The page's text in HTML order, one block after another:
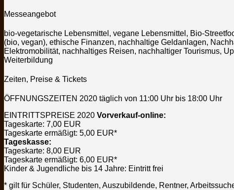
Messeangebot
bio-vegetarische Lebensmittel, vegane Lebensmittel, Bio-
(bio, vegan), ethische Finanzen, nachhaltige Geldanlagen,
Elektromobilität, nachhaltiges Reisen, nachhaltiger Tourismus,
Weiterbildung
Zeiten, Preise & Tickets
ÖFFNUNGSZEITEN 2020 täglich von 11:00 Uhr bis 18:00 Uhr
EINTRITTSPREISE 2020 Vorverkauf-online:
Tageskarte: 7,00 EUR
Tageskarte ermäßigt: 5,00 EUR*
Tageskasse:
Tageskarte: 8,00 EUR
Tageskarte ermäßigt: 6,00 EUR*
Kinder & Jugendliche bis 14 Jahre: Eintritt frei
* gilt für Schüler, Studenten, Auszubildende, Rentner,